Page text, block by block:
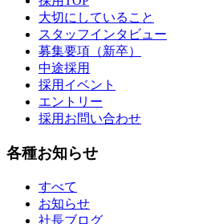
大切にしていること
スタッフインタビュー
募集要項（新卒）
中途採用
採用イベント
エントリー
採用お問い合わせ
各種お知らせ
すべて
お知らせ
社長ブログ